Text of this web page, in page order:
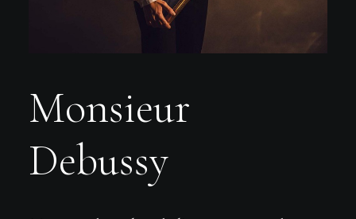
Monsieur
Debussy